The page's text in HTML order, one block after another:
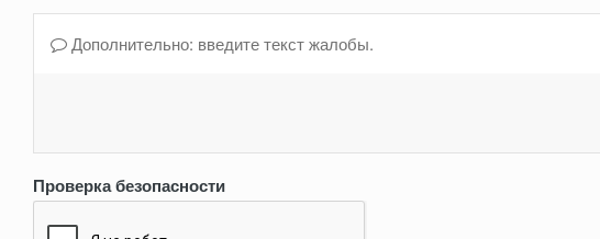
Дополнительно: введите текст жалобы.
Проверка безопасности